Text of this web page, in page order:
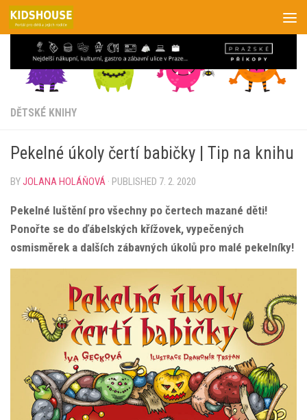
Skip to content
DĚTSKÉ KNIHY
Pekelné úkoly čertí babičky | Tip na knihu
BYJOLANA HOLÁŇOVÁ · PUBLISHED 7. 2. 2020
Pekelné luštění pro všechny po čertech mazané děti!
Ponořte se do ďábelských křížovek, vypečených
osmisměrek a dalších zábavných úkolů pro malé pekelníky!